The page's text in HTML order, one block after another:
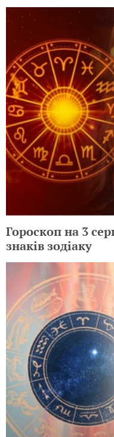
Гороскоп на 3
знаків зодіаку